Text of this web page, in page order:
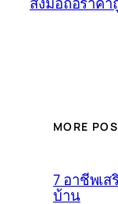
MORE
7 อาชีพเ
บ้าน